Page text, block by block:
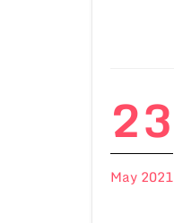
23
May 2021